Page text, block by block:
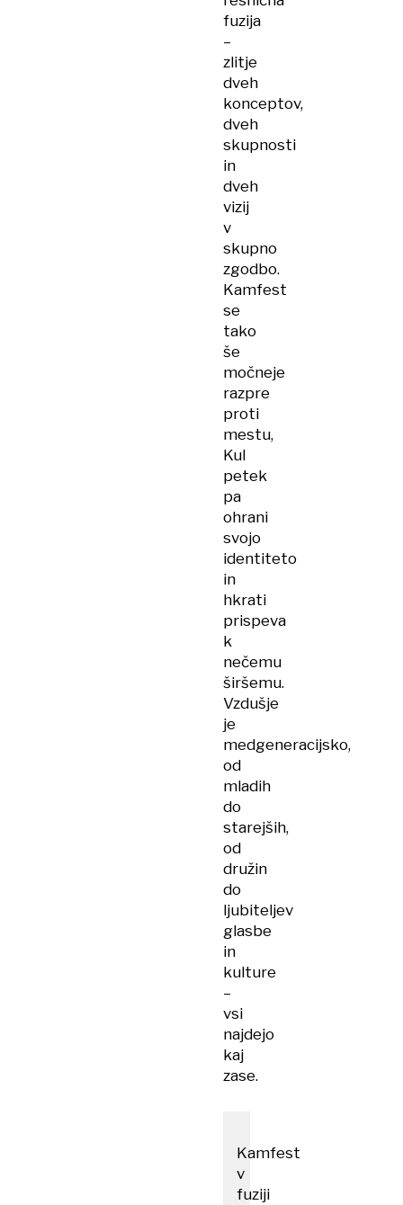
fuzija
–
zlitje
dveh
konceptov,
dveh
skupnosti
in
dveh
vizij
v
skupno
zgodbo.
Kamfest
se
tako
še
močneje
razpre
proti
mestu,
Kul
petek
pa
ohrani
svojo
identiteto
in
hkrati
prispeva
k
nečemu
širšemu.
Vzdušje
je
medgeneracijsko,
od
mladih
do
starejših,
od
družin
do
ljubiteljev
glasbe
in
kulture
–
vsi
najdejo
kaj
zase.
Kamfest
v
fuziji